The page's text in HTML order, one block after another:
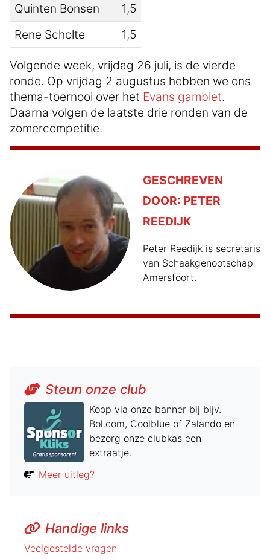
Quinten Bonsen
1,5
Rene Scholte
1,5
Volgende week, vrijdag 26 juli, is de vierde
ronde. Op vrijdag 2 augustus hebben we ons
thema-toernooi over het Evans gambiet.
Daarna volgen de laatste drie ronden van de
zomercompetitie.
GESCHREVEN
DOOR: PETER
REEDIJK
Peter Reedijk is secretaris
van Schaakgenootschap
Amersfoort.
Steun onze club
Koop via onze banner bij bijv.
Bol.com, Coolblue of Zalando en
bezorg onze clubkas een
extraatje.
Meer uitleg?
Handige links
Veelgestelde vragen